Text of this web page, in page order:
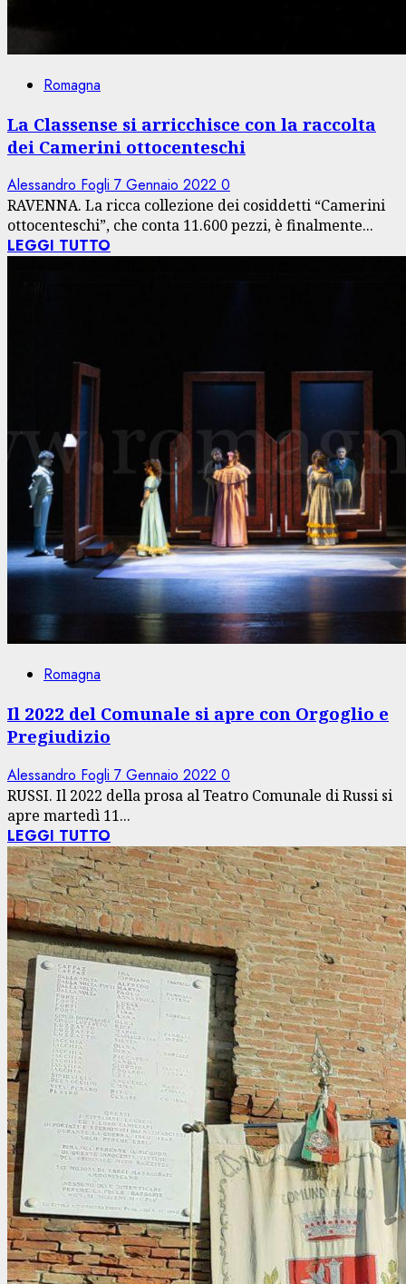
Romagna
La Classense si arricchisce con la raccolta
dei Camerini ottocenteschi
Alessandro Fogli 7 Gennaio 2022 0
RAVENNA. La ricca collezione dei cosiddetti “Camerini
ottocenteschi”, che conta 11.600 pezzi, è finalmente...
LEGGI TUTTO
Romagna
Il 2022 del Comunale si apre con Orgoglio e
Pregiudizio
Alessandro Fogli 7 Gennaio 2022 0
RUSSI. Il 2022 della prosa al Teatro Comunale di Russi si
apre martedì 11...
LEGGI TUTTO